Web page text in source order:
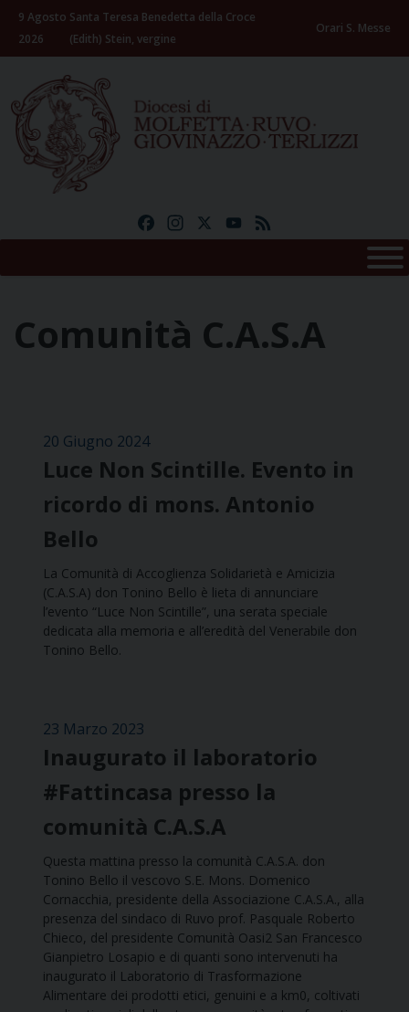
Skip
content
9 Agosto
2026
Santa Teresa Benedetta della Croce
(Edith) Stein, vergine
Orari S. Messe
FacebookInstagramYouTube
Comunità C.A.S.A
20 Giugno 2024
Luce Non Scintille. Evento in
ricordo di mons. Antonio
Bello
La Comunità di Accoglienza Solidarietà e Amicizia
(C.A.S.A) don Tonino Bello è lieta di annunciare
l’evento “Luce Non Scintille”, una serata speciale
dedicata alla memoria e all’eredità del Venerabile don
Tonino Bello.
23 Marzo 2023
Inaugurato il laboratorio
#Fattincasa presso la
comunità C.A.S.A
Questa mattina presso la comunità C.A.S.A. don
Tonino Bello il vescovo S.E. Mons. Domenico
Cornacchia, presidente della Associazione C.A.S.A., alla
presenza del sindaco di Ruvo prof. Pasquale Roberto
Chieco, del presidente Comunità Oasi2 San Francesco
Gianpietro Losapio e di quanti sono intervenuti ha
inaugurato il Laboratorio di Trasformazione
Alimentare dei prodotti etici, genuini e a km0, coltivati